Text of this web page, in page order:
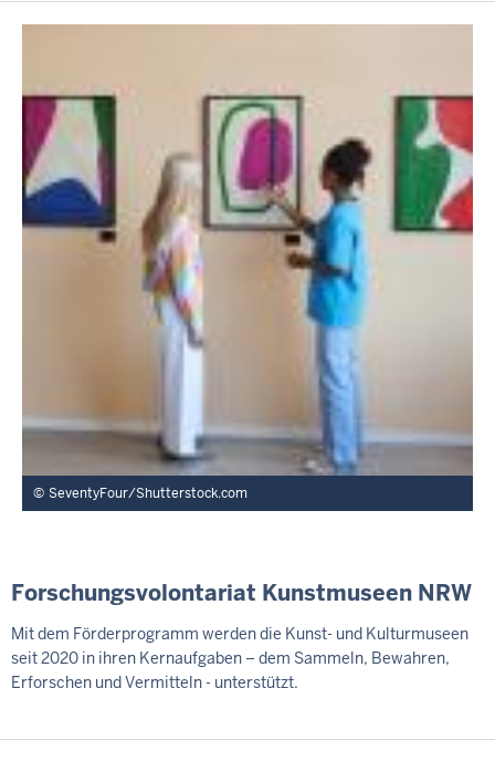
SeventyFour/Shutterstock.com
Forschungsvolontariat Kunstmuseen NRW
Mit dem Förderprogramm werden die Kunst- und Kulturmuseen
seit 2020 in ihren Kernaufgaben – dem Sammeln, Bewahren,
Erforschen und Vermitteln - unterstützt.